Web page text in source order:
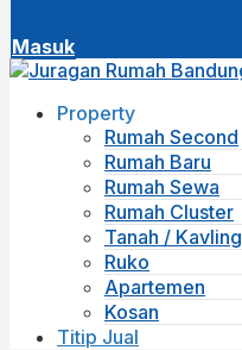
Masuk
Property
Rumah Second
Rumah Baru
Rumah Sewa
Rumah Cluster
Tanah / Kavling
Ruko
Apartemen
Kosan
Titip Jual